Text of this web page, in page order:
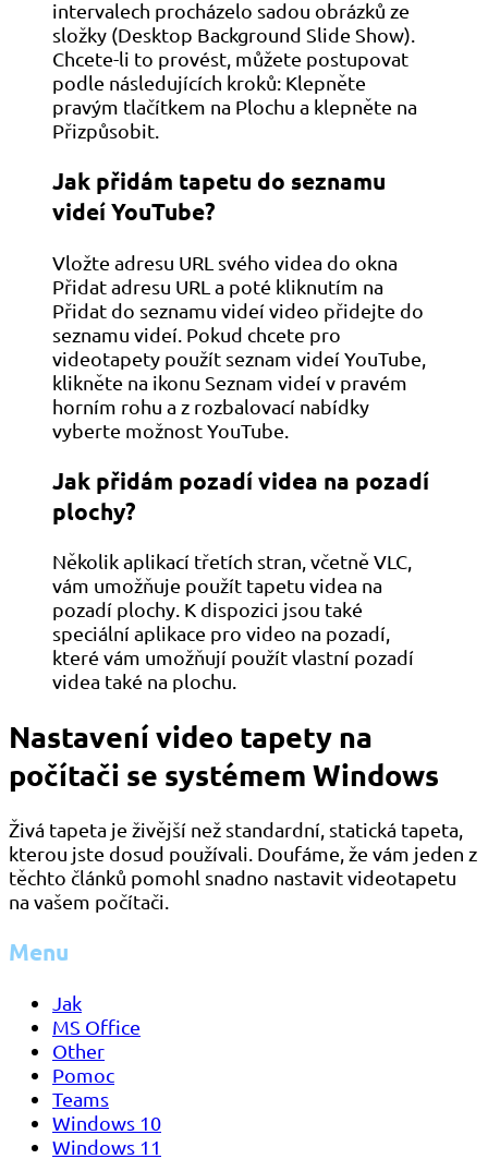
intervalech procházelo sadou obrázků ze
složky (Desktop Background Slide Show).
Chcete-li to provést, můžete postupovat
podle následujících kroků: Klepněte
pravým tlačítkem na Plochu a klepněte na
Přizpůsobit.
Jak přidám tapetu do seznamu
videí YouTube?
Vložte adresu URL svého videa do okna
Přidat adresu URL a poté kliknutím na
Přidat do seznamu videí video přidejte do
seznamu videí. Pokud chcete pro
videotapety použít seznam videí YouTube,
klikněte na ikonu Seznam videí v pravém
horním rohu a z rozbalovací nabídky
vyberte možnost YouTube.
Jak přidám pozadí videa na pozadí
plochy?
Několik aplikací třetích stran, včetně VLC,
vám umožňuje použít tapetu videa na
pozadí plochy. K dispozici jsou také
speciální aplikace pro video na pozadí,
které vám umožňují použít vlastní pozadí
videa také na plochu.
Nastavení video tapety na
počítači se systémem Windows
Živá tapeta je živější než standardní, statická tapeta,
kterou jste dosud používali. Doufáme, že vám jeden z
těchto článků pomohl snadno nastavit videotapetu
na vašem počítači.
Menu
Jak
MS Office
Other
Pomoc
Teams
Windows 10
Windows 11